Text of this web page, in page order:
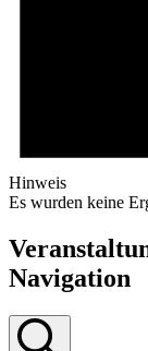
Hinweis
Es wurden keine
Navigation